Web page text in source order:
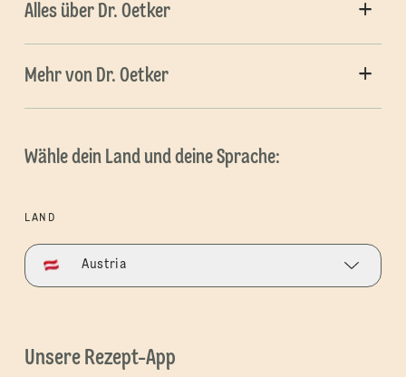
Alles über Dr. Oetker
Mehr von Dr. Oetker
Wähle dein Land und deine Sprache:
LAND
Austria
Unsere Rezept-App